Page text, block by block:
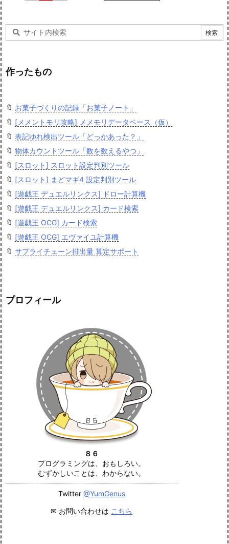
作ったもの
🔖 お菓子づくりの記録「お菓子ノート」
🔖 [メメントモリ攻略] メメモリデータベース（仮）
🔖 表記ゆれ検出ツール「どっかあった？」
🔖 物体カウントツール「数を数えるやつ」
🔖 [スロット] スロット設定判別ツール
🔖 [スロット] まどマギ4 設定判別ツール
🔖 [遊戯王 デュエルリンクス] ドロー計算機
🔖 [遊戯王 デュエルリンクス] カード検索
🔖 [遊戯王 OCG] カード検索
🔖 [遊戯王 OCG] エヴァイユ計算機
🔖 サプライチェーン排出量 算定サポート
プロフィール
８６
プログラミングは、おもしろい。
むずかしいことは、わからない。
Twitter @YumGenus
✉ お問い合わせは こちら